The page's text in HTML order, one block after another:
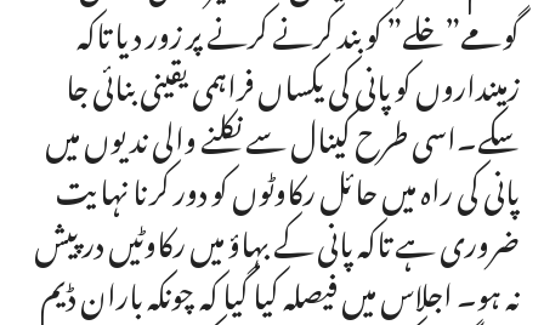
گومے”خلے” کو بند کرنے کرنے پر زور دیا تاکہ
زمینداروں کو پانی کی یکساں فراہمی یقینی بنائی جا
سکے۔اسی طرح کینال سے نکلنے والی ندیوں میں
پانی کی راہ میں حائل رکاوٹوں کو دور کرنا نہایت
ضروری ہے تاکہ پانی کے بہاؤ میں رکاوٹیں در پیش
نہ ہو۔ اجلاس میں فیصلہ کیا گیا کہ چونکہ باران ڈیم